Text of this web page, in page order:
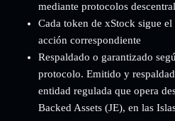
mediante protocolos
Cada token de xStock sigue
acción correspondiente
Respaldado o garantizado
protocolo. Emitido y
entidad regulada que opera
Backed Assets (JE), en las